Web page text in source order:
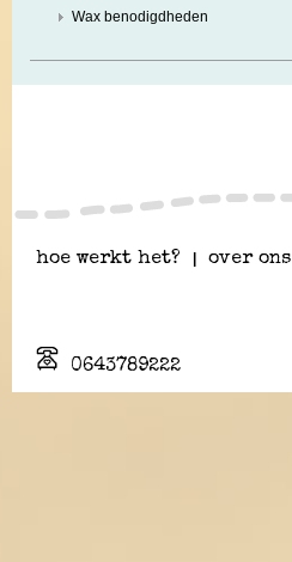
Wax benodigdheden
hoe werkt het? over ons
0643789222